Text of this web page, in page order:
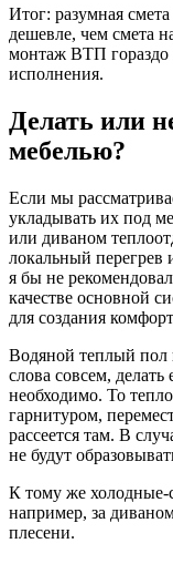
Итог: разумная
дешевле, чем смета
монтаж ВТП гораздо
исполнения.
Делать или
мебелью?
Если мы
укладывать их под
или диваном
локальный перегрев
я бы не
качестве основной
для создания
Водяной теплый пол
слова совсем,
необходимо. То
гарнитуром,
рассеется там. В
не будут
К тому же холодные-
например, за
плесени.